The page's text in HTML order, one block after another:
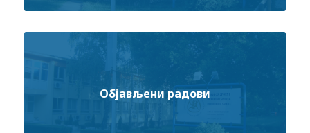
Објављени радови